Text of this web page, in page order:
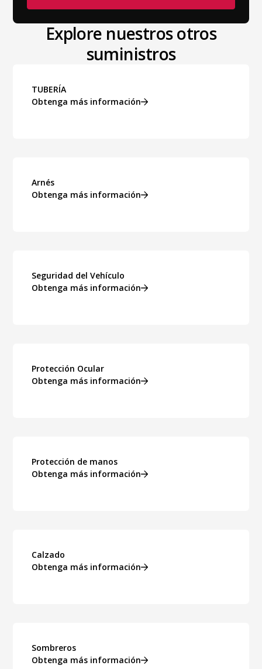
Explore nuestros otros
suministros
TUBERÍA
Obtenga más información
Arnés
Obtenga más información
Seguridad del Vehículo
Obtenga más información
Protección Ocular
Obtenga más información
Protección de manos
Obtenga más información
Calzado
Obtenga más información
Sombreros
Obtenga más información